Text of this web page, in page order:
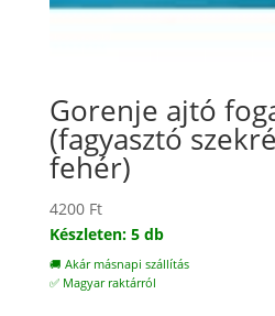
Gorenje ajtó
(fagyasztó
fehér)
4200 Ft
Készleten: 5 db
🚚 Akár másnapi szállítás
✅ Magyar raktárról